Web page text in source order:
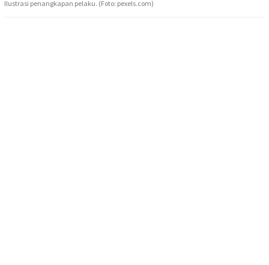
Ilustrasi penangkapan pelaku. (Foto: pexels.com)